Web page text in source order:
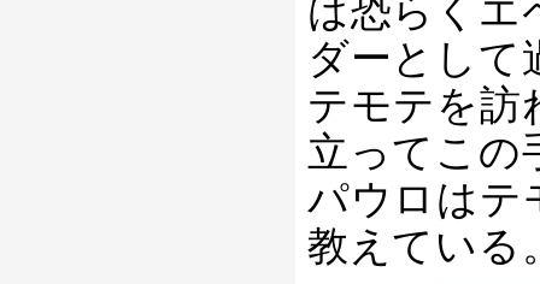
は恐らくエ
ダーとして
テモテを訪
立ってこの
パウロはテ
教えている